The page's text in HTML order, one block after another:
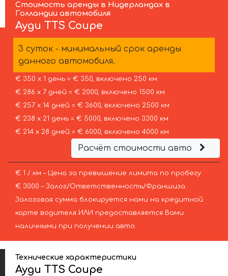
Стоимость аренды в Нидерландах в
Голландии автомобиля
Ауди TTS Coupe
3 суток - минимальный срок аренды
данного автомобиля.
€ 350 х 1 день = € 350, включено 250 км
€ 286 х 7 дней = € 2000, включено 1500 км
€ 257 х 14 дней = € 3600, включено 2500 км
€ 238 х 21 день = € 5000, включено 3300 км
€ 214 х 28 дней = € 6000, включено 4000 км
Расчёт стоимости авто
€ 1 / км – Цена за превышение лимита по пробегу
€ 3000 – Залог/Ответственность/Франшиза.
Залоговая сумма блокируется нами на кредитной
карте водителя ИЛИ предоставляется Вами
наличными при получении авто.
Технические характеристики
Ауди TTS Coupe